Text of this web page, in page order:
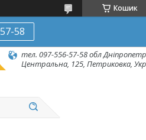
Кошик
58
тел. 097-556-57-58 обл
Центральна, 125, Петриковка,